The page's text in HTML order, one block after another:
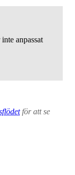
anpassat
för att se